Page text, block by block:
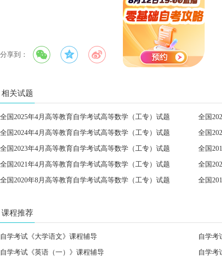
分享到：
相关试题
全国2025年4月高等教育自学考试高等数学（工专）试题 全国
全国2024年4月高等教育自学考试高等数学（工专）试题 全国
全国2023年4月高等教育自学考试高等数学（工专）试题 全国
全国2021年4月高等教育自学考试高等数学（工专）试题 全国
全国2020年8月高等教育自学考试高等数学（工专）试题 全国
课程推荐
自学考试《大学语文》课程辅导 自学考
自学考试《英语（一）》课程辅导 自学考